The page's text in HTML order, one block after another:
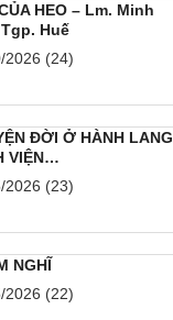
HEO – Lm. Minh
Huế
2026 (24)
ĐỜI Ở HÀNH LANG
VIỆN…
2026 (23)
NGHĨ
2026 (22)